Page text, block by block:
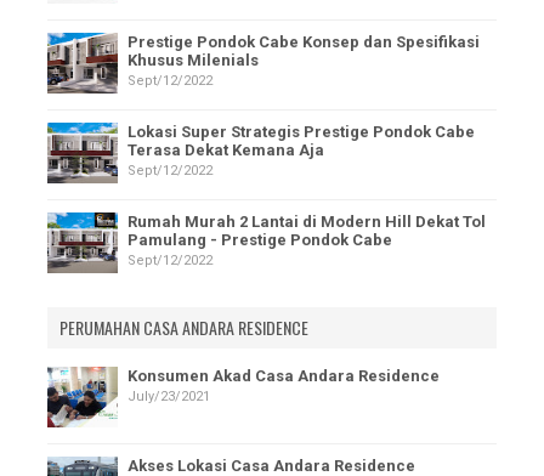
Prestige Pondok Cabe Konsep dan Spesifikasi
Khusus Milenials
Sept/12/2022
Lokasi Super Strategis Prestige Pondok Cabe
Terasa Dekat Kemana Aja
Sept/12/2022
Rumah Murah 2 Lantai di Modern Hill Dekat Tol
Pamulang - Prestige Pondok Cabe
Sept/12/2022
PERUMAHAN CASA ANDARA RESIDENCE
Konsumen Akad Casa Andara Residence
July/23/2021
Akses Lokasi Casa Andara Residence